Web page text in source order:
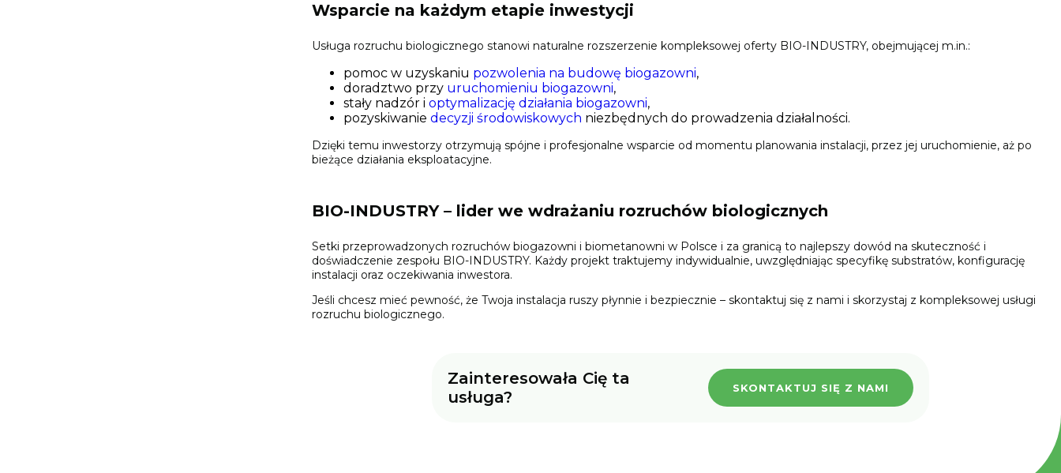
Wsparcie na każdym etapie inwestycji
Usługa rozruchu biologicznego stanowi naturalne rozszerzenie kompleksowej oferty BIO-INDUSTRY, obejmującej m.in.:
pomoc w uzyskaniu pozwolenia na budowę biogazowni,
doradztwo przy uruchomieniu biogazowni,
stały nadzór i optymalizację działania biogazowni,
pozyskiwanie decyzji środowiskowych niezbędnych do prowadzenia działalności.
Dzięki temu inwestorzy otrzymują spójne i profesjonalne wsparcie od momentu planowania instalacji, przez jej uruchomienie, aż po
bieżące działania eksploatacyjne.
BIO-INDUSTRY – lider we wdrażaniu rozruchów biologicznych
Setki przeprowadzonych rozruchów biogazowni i biometanowni w Polsce i za granicą to najlepszy dowód na skuteczność i
doświadczenie zespołu BIO-INDUSTRY. Każdy projekt traktujemy indywidualnie, uwzględniając specyfikę substratów, konfigurację
instalacji oraz oczekiwania inwestora.
Jeśli chcesz mieć pewność, że Twoja instalacja ruszy płynnie i bezpiecznie – skontaktuj się z nami i skorzystaj z kompleksowej usługi
rozruchu biologicznego.
Zainteresowała Cię ta
usługa?
SKONTAKTUJ SIĘ Z NAMI